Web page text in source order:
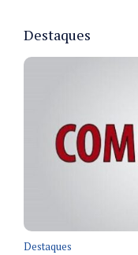
Destaques
Destaques